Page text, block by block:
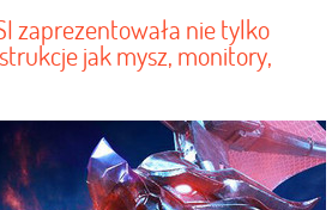
zaprezentowała nie tylko
jak mysz, monitory,